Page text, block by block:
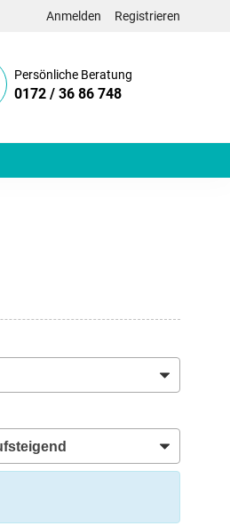
Anmelden Registrieren
Persönliche Beratung
0172 / 36 86 748